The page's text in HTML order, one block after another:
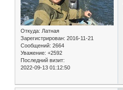
Откуда: Латная
Зарегистрирован: 2016-11-21
Сообщений: 2664
Уважение: +2592
Последний визит:
2022-09-13 01:12:50